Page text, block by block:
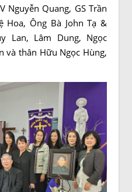
Nguyễn Quang, GS Trần
Hoa, Ông Bà John Tạ &
Lan, Lâm Dung, Ngọc
và thân Hữu Ngọc Hùng,